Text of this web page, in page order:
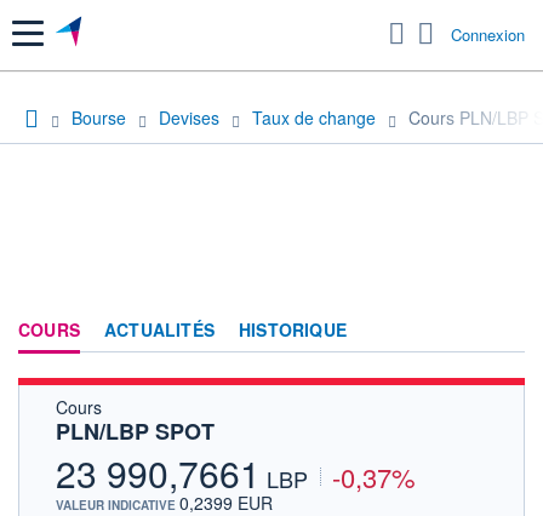
Menu Connexion
Bourse Devises Taux de change Cours PLN/LBP
COURS ACTUALITÉS HISTORIQUE
Cours
PLN/LBP SPOT
23 990,7661 LBP -0,37%
VALEUR INDICATIVE 0,2399 EUR